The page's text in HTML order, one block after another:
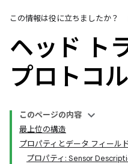
この情報は役に立ちましたか？
ヘッド ト
プロトコル
このページの内容
最上位の構造
プロパティとデータ フィールド
プロパティ: Sensor